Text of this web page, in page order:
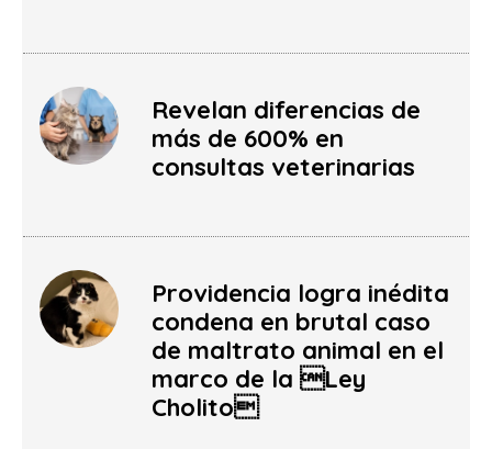
Revelan diferencias de
más de 600% en
consultas veterinarias
Providencia logra inédita
condena en brutal caso
de maltrato animal en el
marco de la Ley
Cholito